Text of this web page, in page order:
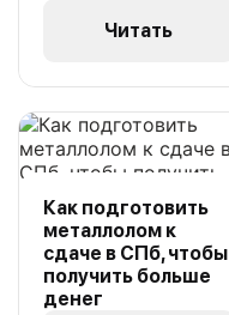
Читать
Как подготовить
металлолом к
сдаче в СПб, чтобы
получить больше
денег